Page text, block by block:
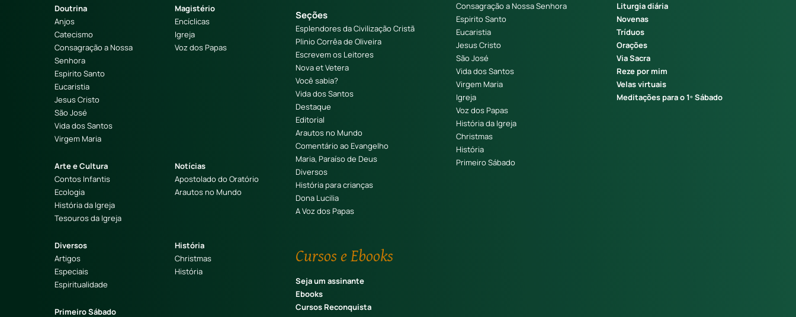
Doutrina
Anjos
Catecismo
Consagração a Nossa
Senhora
Espirito Santo
Eucaristia
Jesus Cristo
São José
Vida dos Santos
Virgem Maria
Magistério
Encíclicas
Igreja
Voz dos Papas
Arte e Cultura
Contos Infantis
Ecologia
História da Igreja
Tesouros da Igreja
Notícias
Apostolado do Oratório
Arautos no Mundo
Diversos
Artigos
Especiais
Espiritualidade
História
Christmas
História
Primeiro Sábado
Seções
Esplendores da Civilização Cristã
Plinio Corrêa de Oliveira
Escrevem os Leitores
Nova et Vetera
Você sabia?
Vida dos Santos
Destaque
Editorial
Arautos no Mundo
Comentário ao Evangelho
Maria, Paraíso de Deus
Diversos
História para crianças
Dona Lucilia
A Voz dos Papas
Cursos e Ebooks
Seja um assinante
Ebooks
Cursos Reconquista
Consagração a Nossa Senhora
Espirito Santo
Eucaristia
Jesus Cristo
São José
Vida dos Santos
Virgem Maria
Igreja
Voz dos Papas
História da Igreja
Christmas
História
Primeiro Sábado
Liturgia diária
Novenas
Tríduos
Orações
Via Sacra
Reze por mim
Velas virtuais
Meditações para o 1º Sábado